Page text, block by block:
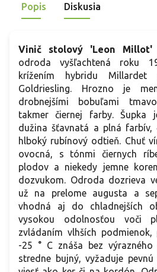
Popis Diskusia
Vinič stolový 'Leon Millot'
odroda vyšľachtená roku
krížením hybridu
Goldriesling. Hrozno je
drobnejšími bobuľami
takmer čiernej farby. Šupka
dužina šťavnatá a plná farbív,
hlboký rubínový odtieň. Chuť
ovocná, s tónmi čiernych
plodov a niekedy jemne
dozvukom. Odroda dozrieva
už na prelome augusta a
vhodná aj do chladnejších
vysokou odolnosťou voči
zvládaním vlhších
-25 ° C znáša bez
stredne bujný, vyžaduje